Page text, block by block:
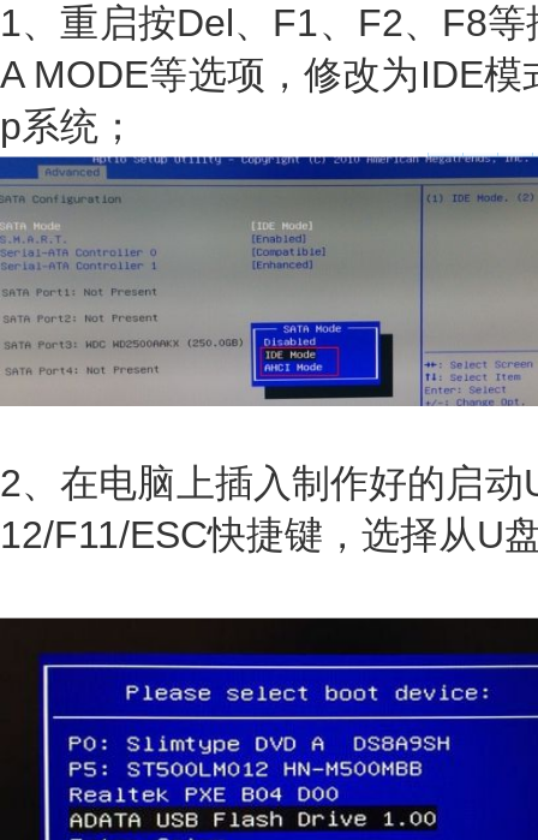
1、重启按Del、F1、F2、F8
A MODE等选项，修改为IDE
p系统；
2、在电脑上插入制作好的启
12/F11/ESC快捷键，选择从U